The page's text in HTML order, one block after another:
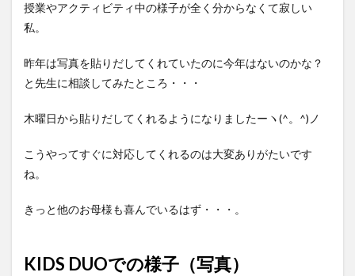
授業やアクティビティ中の様子が全く分からなくて寂しい
私。
昨年は写真を貼りだしてくれていたのに今年はないのかな？
と先生に相談してみたところ・・・
木曜日から貼りだしてくれるようになりましたーヽ(^。^)ノ
こうやってすぐに対応してくれるのは大変ありがたいです
ね。
きっと他のお母様も喜んでいるはず・・・。
KIDS DUOでの様子（写真）